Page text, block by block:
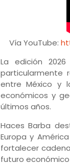
Vía YouTube:
La edición
particularmente
entre México y
económicos y
últimos años.
Haces Barba
Europa y
fortalecer
futuro